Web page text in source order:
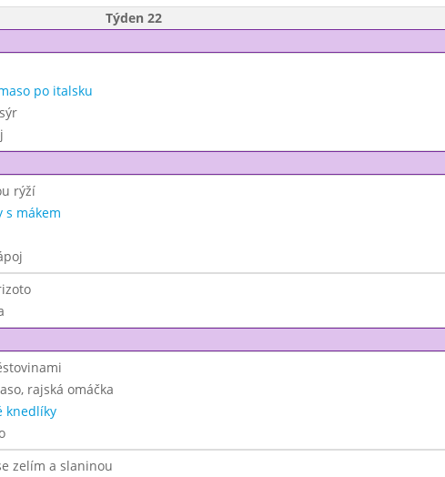
Týden 22
po italsku
rýží
s mákem
rajská omáčka
knedlíky
zelím a slaninou